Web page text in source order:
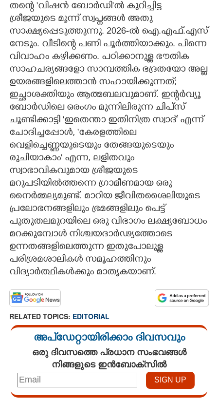
തന്റെ 'വിഷൻ ബോർഡി"ൽ കുറിച്ചിട്ട
ശ്രീജയുടെ മൂന്ന് സ്വപ്നങ്ങൾ അതു
സാക്ഷ്യപ്പെടുത്തുന്നു. 2026-ൽ ഐ.എഫ്.എസ്
നേടും. വീടിന്റെ പണി പൂർത്തിയാക്കും. പിന്നെ
വിവാഹം കഴിക്കണം. പഠിക്കാനുള്ള ഭൗതിക
സാഹചര്യങ്ങളോ സാമ്പത്തിക ഭദ്രതയോ അല്ല
ഉയരങ്ങളിലെത്താൻ സഹായിക്കുന്നത്;
ഇച്ഛാശക്തിയും ആത്മബലവുമാണ്. ഇന്റർവ്യൂ
ബോർഡിലെ ഒരംഗം മുന്നിലിരുന്ന ചിപ്‌സ്
ചൂണ്ടിക്കാട്ടി 'ഇതെന്താ ഇതിനിത്ര സ്വാദ്" എന്ന്
ചോദിച്ചപ്പോൾ,​ 'കേരളത്തിലെ
വെളിച്ചെണ്ണയുടെയും തേങ്ങയുടെയും
രുചിയാകാം" എന്ന, ലളിതവും
സ്വാഭാവികവുമായ ശ്രീജയുടെ
മറുപടിയിൽത്തന്നെ ഗ്രാമീണമായ ഒരു
നൈർമ്മല്യമുണ്ട്. മാറിയ ജീവിതശൈലിയുടെ
പ്രലോഭനങ്ങളിലും ഭ്രമങ്ങളിലും പെട്ട്
പുതുതലമുറയിലെ ഒരു വിഭാഗം ലക്ഷ്യബോധം
മറക്കുമ്പോൾ നിശ്ചയദാർഢ്യത്തോടെ
ഉന്നതങ്ങളിലെത്തുന്ന ഇതുപോലുള്ള
പരിശ്രമശാലികൾ സമൂഹത്തിനും
വിദ്യാർത്ഥികൾക്കും മാതൃകയാണ്.
RELATED TOPICS: EDITORIAL
അപ്ഡേറ്റായിരിക്കാം ദിവസവും
ഒരു ദിവസത്തെ പ്രധാന സംഭവങ്ങൾ
നിങ്ങളുടെ ഇൻബോക്സിൽ